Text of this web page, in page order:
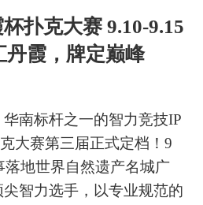
扑克大赛 9.10-9.15
丹霞，牌定巅峰
南标杆之一的智力竞技IP
大赛第三届正式定档！9
地世界自然遗产名城广
智力选手，以专业规范的